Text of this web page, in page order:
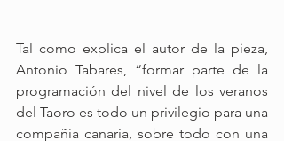
Tal como explica el autor de la pieza,
Antonio Tabares, “formar parte de la
programación del nivel de los veranos
del Taoro es todo un privilegio para una
compañía canaria, sobre todo con una